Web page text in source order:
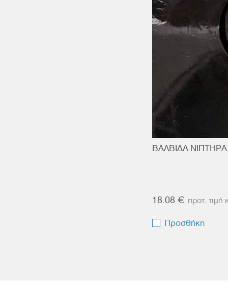
ΒΑΛΒΙΔΑ ΝΙΠΤΗΡΑ
18.08 €
Προσθήκη